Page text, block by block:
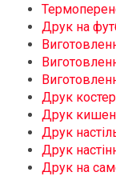
Друк на
Друк
Друк
Друк
Друк
Друк на